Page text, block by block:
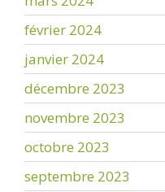
février 2024
janvier 2024
décembre 2023
novembre 2023
octobre 2023
septembre 2023